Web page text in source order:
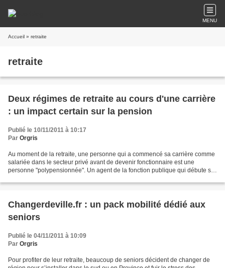
MENU
Accueil » retraite
retraite
Deux régimes de retraite au cours d'une carrière
: un impact certain sur la pension
Publié le 10/11/2011 à 10:17
Par Orgris
Au moment de la retraite, une personne qui a commencé sa carrière comme
salariée dans le secteur privé avant de devenir fonctionnaire est une
personne "polypensionnée". Un agent de la fonction publique qui débute sa
Changerdeville.fr : un pack mobilité dédié aux
seniors
Publié le 04/11/2011 à 10:09
Par Orgris
Pour profiter de leur retraite, beaucoup de seniors décident de changer de